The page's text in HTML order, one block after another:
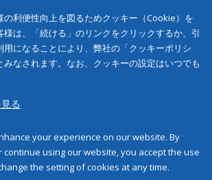
の利便性向上を図るためクッキー（Cookie）を
は、「続ける」のリンクをクリックするか、引
用になることにより、弊社の「クッキーポリシ
みなされます。なお、クッキーの設定はいつでも
る
your experience on our website. By
using our website, you accept the use
the setting of cookies at any time.